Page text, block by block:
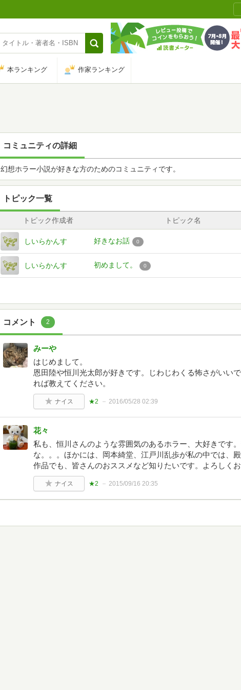
本ランキング 作家ランキング
コミュニティの詳細
幻想ホラー小説が好きな方のためのコミュニティです。
トピック一覧
トピック作成者 トピック名
しいらかんす 好きなお話 0
しいらかんす 初めまして。 0
コメント 2
みーや
はじめまして。
恩田陸や恒川光太郎が好きです。じわじわくる怖さがいい
れば教えてください。
ナイス ★2 2016/05/28 02:39
花々
私も、恒川さんのような雰囲気のあるホラー、大好きです
な。。。ほかには、岡本綺堂、江戸川乱歩が私の中では、
作品でも、皆さんのおススメなど知りたいです。よろしくお
ナイス ★2 2015/09/16 20:35